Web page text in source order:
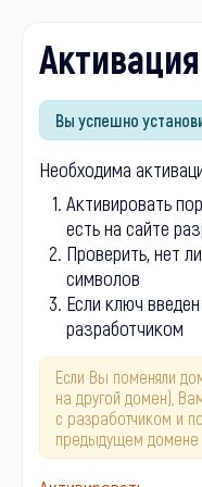
Активация
Вы успешно
Необходима
Активировать
есть на сайте
Проверить, нет
символов
Если ключ
разработчиком
Если Вы поменяли
на другой домен),
с разработчиком и
предыдущем домене